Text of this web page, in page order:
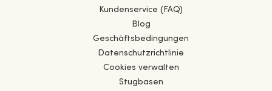
Kundenservice (FAQ)
Blog
Geschäftsbedingungen
Datenschutzrichtlinie
Cookies verwalten
Stugbasen